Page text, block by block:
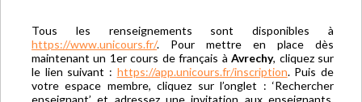
Tous les renseignements sont disponibles à
https://www.unicours.fr/. Pour mettre en place dès
maintenant un 1er cours de français àAvrechy, cliquez sur
le lien suivant : https://app.unicours.fr/inscription. Puis de
votre espace membre, cliquez sur l’onglet : ‘Rechercher